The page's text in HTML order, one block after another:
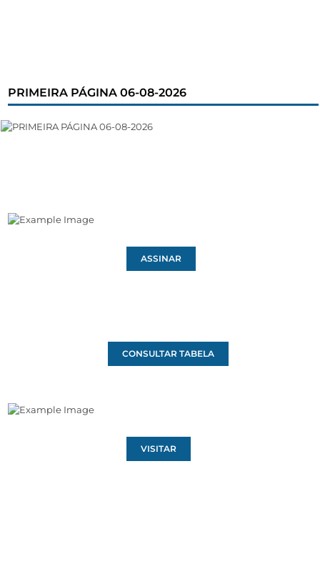
PRIMEIRA PÁGINA 06-08-2026
ASSINAR
CONSULTAR TABELA
VISITAR